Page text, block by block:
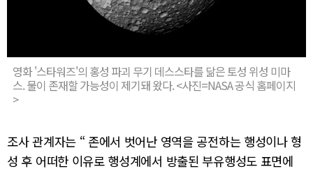
영화 '스타워즈'의 홍성 파괴 무기 데스스타를 닮은 토성 위성 미마
스. 물이 존재할 가능성이 제기돼 왔다. <사진=NASA 공식 홈페이지
>
조사 관계자는 “ 존에서 벗어난 영역을 공전하는 행성이나 형
성 후 어떠한 이유로 행성계에서 방출된 부유행성도 표면에